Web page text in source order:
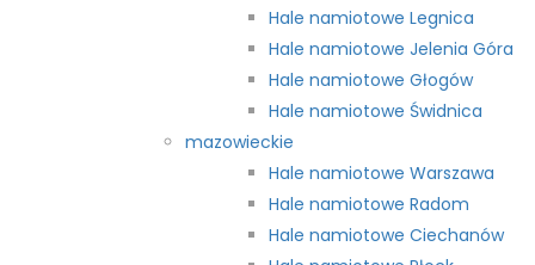
Hale namiotowe Legnica
Hale namiotowe Jelenia Góra
Hale namiotowe Głogów
Hale namiotowe Świdnica
mazowieckie
Hale namiotowe Warszawa
Hale namiotowe Radom
Hale namiotowe Ciechanów